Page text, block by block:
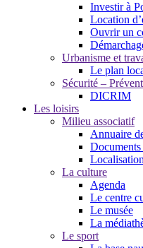
Investir à
Location
Ouvrir un
Urbanisme et
Le plan
Sécurité –
DICRIM
Les loisirs
Milieu associatif
Annuaire
La culture
Agenda
Le centre
Le musée
La
Le sport